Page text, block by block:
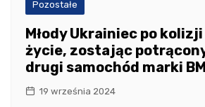
Pozostałe
Młody Ukrainiec po
życie, zostając
drugi samochód marki
19 września 2024